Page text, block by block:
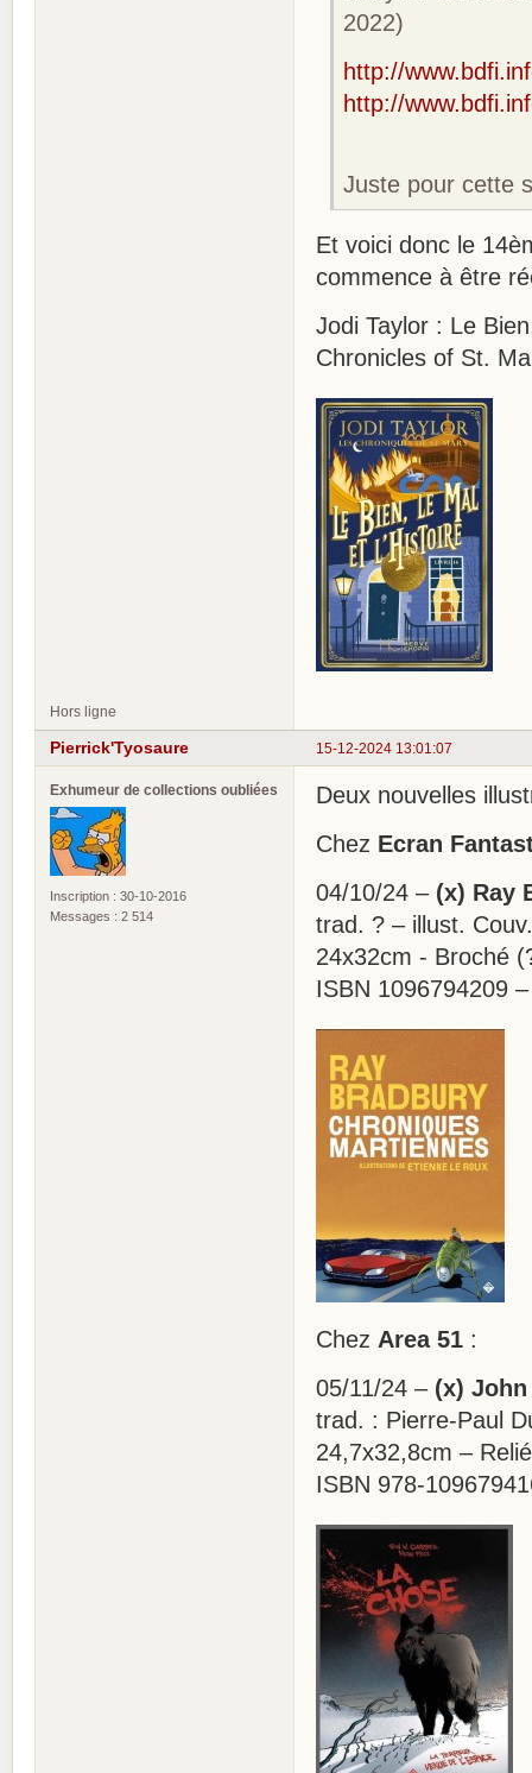
2022)
http://
http://
Juste pour cette
Et voici donc le
commence à être
Jodi Taylor : Le
Chronicles of St.
Hors ligne
15-12-2024 13:01:07
Pierrick'Tyosaure
Exhumeur de collections oubliées
Inscription : 30-10-2016
Messages : 2 514
Deux nouvelles
Chez Ecran
04/10/24 – (x) Ray
trad. ? – illust.
24x32cm - Broché
ISBN 1096794209
Chez Area 51 :
05/11/24 – (x)
trad. : Pierre-Paul
24,7x32,8cm –
ISBN 978-